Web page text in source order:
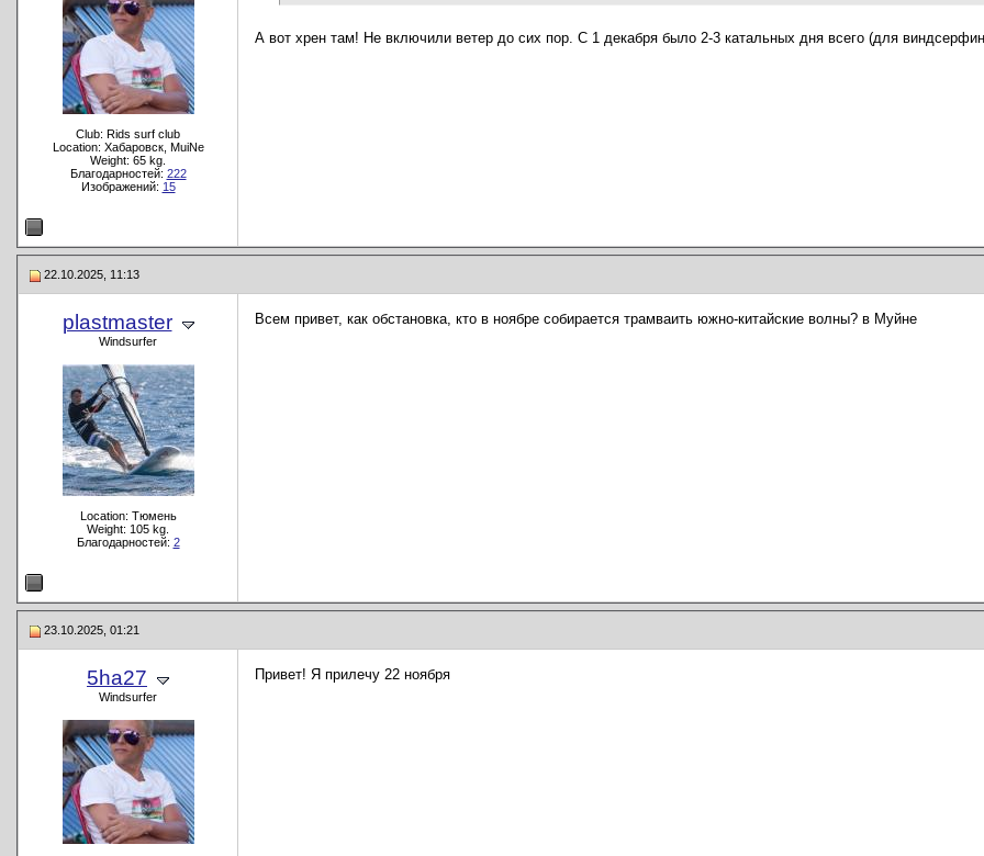
Club: Rids surf club
Location: Хабаровск, MuiNe
Weight: 65 kg.
Благодарностей: 222
Изображений: 15
А вот хрен там! Не включили ветер до сих пор. С 1 декабря было 2-3 катальных дня всего (для
22.10.2025, 11:13
plastmaster
Windsurfer
Location: Тюмень
Weight: 105 kg.
Благодарностей: 2
Всем привет, как обстановка, кто в ноябре собирается трамваить южно-китайские волны? в Муйне
23.10.2025, 01:21
5ha27
Windsurfer
Привет! Я прилечу 22 ноября